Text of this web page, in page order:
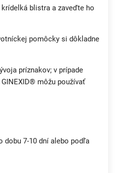
blistra a zaveďte ho
pomôcky si dôkladne
príznakov; v prípade
môžu používať
dobu 7-10 dní alebo podľa